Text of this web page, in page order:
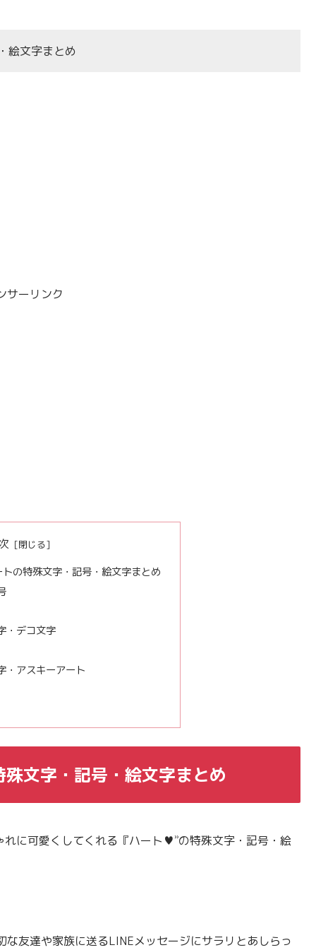
絵文字まとめ
サーリンク
の特殊文字・記号・絵文字まとめ
・デコ文字
・アスキーアート
文字・記号・絵文字まとめ
に可愛くしてくれる『ハート♥ʾʾの特殊文字・記号・絵
友達や家族に送るLINEメッセージにサラリとあしらっ